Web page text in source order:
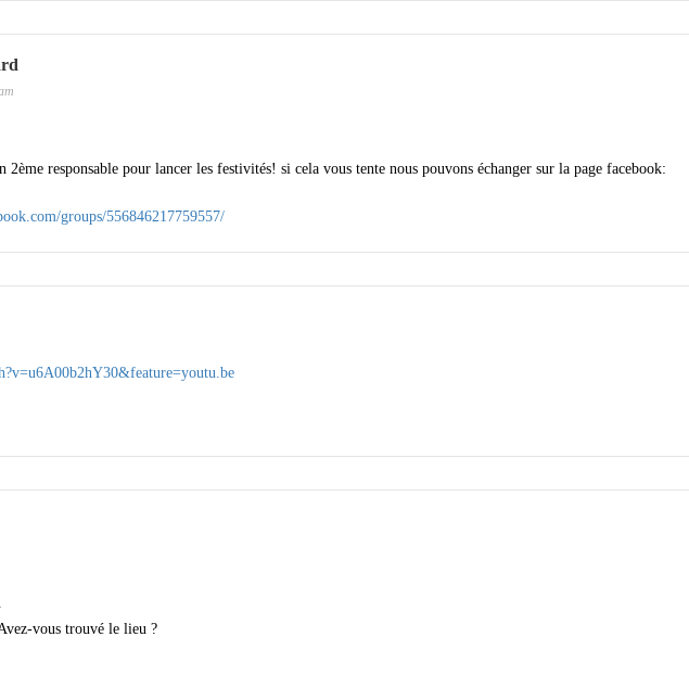
2ème responsable pour lancer les festivités! si cela vous tente nous pouvons échanger sur la page facebook:
groups/556846217759557/
vous trouvé le lieu ?